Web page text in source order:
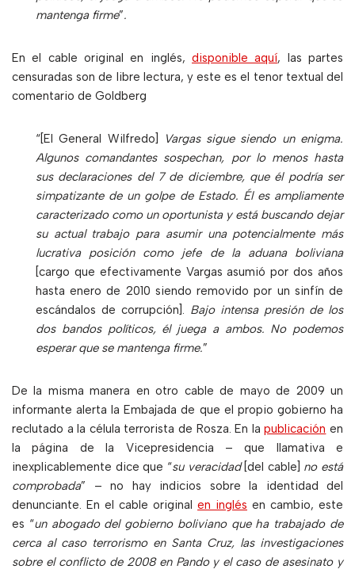
mantenga firme”.
En el cable original en inglés, disponible aquí, las partes
censuradas son de libre lectura, y este es el tenor textual del
comentario de Goldberg
“[El General Wilfredo]
Vargas sigue siendo un enigma.
Algunos comandantes sospechan, por lo menos hasta
sus declaraciones del 7 de diciembre, que él podría ser
simpatizante de un golpe de Estado. Él es ampliamente
caracterizado como un oportunista y está buscando dejar
su actual trabajo para asumir una potencialmente más
lucrativa posición como jefe de la aduana boliviana
[cargo que efectivamente Vargas asumió por dos años
hasta enero de 2010 siendo removido por un sinfín de
escándalos de corrupción]. Bajo intensa presión de los
dos bandos políticos, él juega a ambos. No podemos
esperar que se mantenga firme.”
De la misma manera en otro cable de mayo de 2009 un
informante alerta la Embajada de que el propio gobierno ha
reclutado a la célula terrorista de Rosza. En lapublicación en
la página de la Vicepresidencia – que llamativa e
inexplicablemente dice que “su veracidad [del cable] no está
comprobada” – no hay indicios sobre la identidad del
denunciante. En el cable original en inglés en cambio, este
es “un abogado del gobierno boliviano que ha trabajado de
cerca al caso terrorismo en Santa Cruz, las investigaciones
sobre el conflicto de 2008 en Pando y el caso de asesinato y